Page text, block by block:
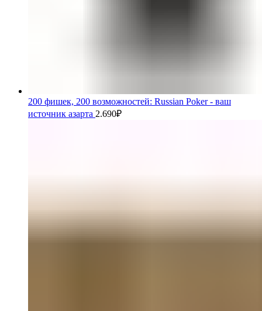
200 фишек, 200 возможностей: Russian Poker - ваш
источник азарта 2.690₽